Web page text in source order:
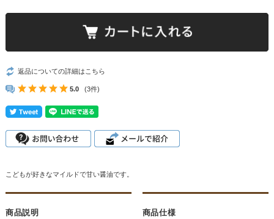
返品についての詳細はこちら
5.0 (3件)
こどもが好きなマイルドで甘い醤油です。
商品説明 商品仕様